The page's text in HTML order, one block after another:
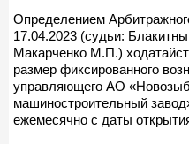
Определением
17.04.2023 (судьи:
Макарченко М.П.)
размер фиксированного
управляющего АО
машиностроительный
ежемесячно с даты